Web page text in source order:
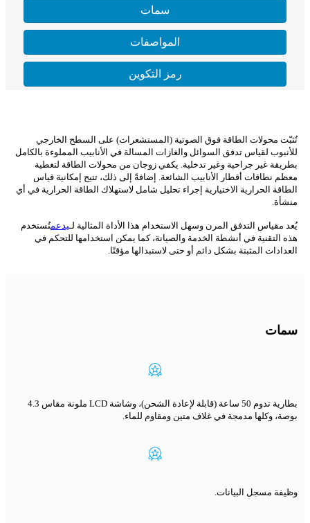
سمات
المواصفات
رمز التكوين
تُثبّت محولات الطاقة فوق الصوتية (المستشعرات) على السطح الخارجي
للأنبوب لقياس تدفق السوائل والغازات المسالة في الأنابيب المملوءة بالكامل
بطريقة غير جراحية وغير تدخلية. يكفي زوجان من محولات الطاقة لتغطية
معظم نطاقات أقطار الأنابيب الشائعة. إضافةً إلى ذلك، تتيح إمكانية قياس
الطاقة الحرارية الاختيارية إجراء تحليل شامل لاستهلاك الطاقة الحرارية في أي
منشأة.
يُعد مقياس التدفق المرن وسهل الاستخدام هذا الأداة المثالية لـيدعمتُستخدم
هذه التقنية في أنشطة الخدمة والصيانة، كما يمكن استخدامها للتحكم في
العدادات المثبتة بشكل دائم أو حتى لاستبدالها مؤقتًا.
سمات
بطارية تدوم 50 ساعة (قابلة لإعادة الشحن)، وشاشة LCD ملونة مقاس 4.3
بوصة، وكلها مدمجة في غلاف متين ومقاوم للماء.
وظيفة مسجل البيانات.